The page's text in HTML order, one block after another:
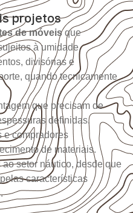
projetos
de móveisque
à umidade.
divisórias e
quando tecnicamente
que precisam de
definidas.
e compradores
de materiais.
setor náutico, desde que
características